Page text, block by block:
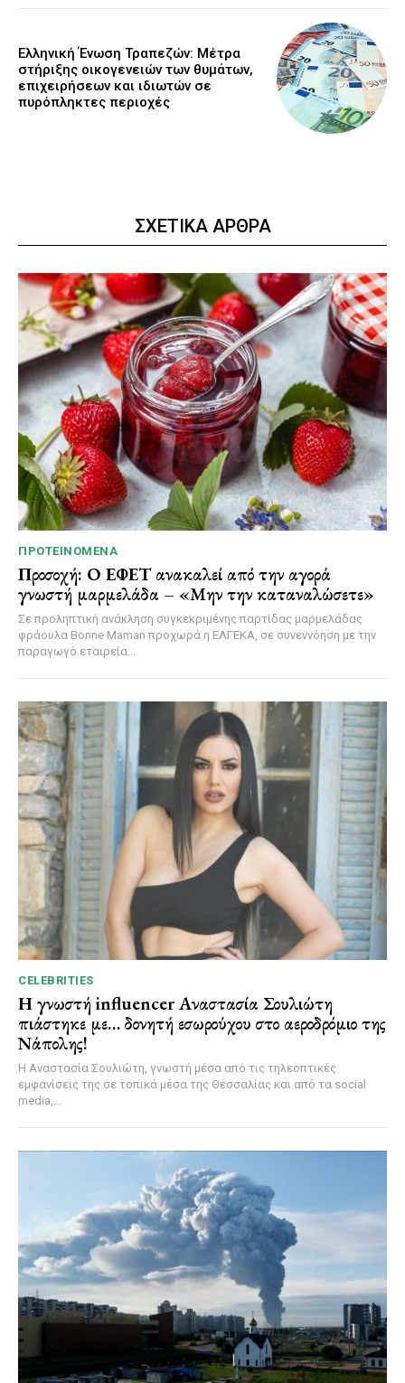
Ελληνική Ένωση Τραπεζών: Μέτρα
στήριξης οικογενειών των θυμάτων,
επιχειρήσεων και ιδιωτών σε
πυρόπληκτες περιοχές
ΣΧΕΤΙΚΑ ΑΡΘΡΑ
ΠΡΟΤΕΙΝΌΜΕΝΑ
Προσοχή: Ο ΕΦΕΤ ανακαλεί από την αγορά
γνωστή μαρμελάδα – «Μην την καταναλώσετε»
Σε προληπτική ανάκληση συγκεκριμένης παρτίδας μαρμελάδας
φράουλα Bonne Maman προχωρά η ΕΛΓΕΚΑ, σε συνεννόηση με την
παραγωγό εταιρεία...
CELEBRITIES
Η γνωστή influencer Αναστασία Σουλιώτη
πιάστηκε με… δονητή εσωρούχου στο αεροδρόμιο της
Νάπολης!
Η Αναστασία Σουλιώτη, γνωστή μέσα από τις τηλεοπτικές
εμφανίσεις της σε τοπικά μέσα της Θεσσαλίας και από τα social
media,...